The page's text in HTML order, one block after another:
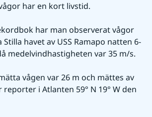
har en kort livstid.
har man observerat vågor
havet av USS Ramapo natten 6-
medelvindhastigheten var 35 m/s.
vågen var 26 m och mättes av
i Atlanten 59° N 19° W den